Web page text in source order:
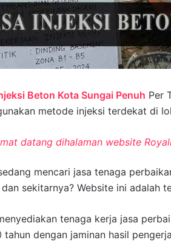
Beton Kota Sungai Penuh Per
metode injeksi terdekat di
datang dihalaman website
mencari jasa tenaga
dan sekitarnya? Website ini adalah
tenaga kerja jasa
tahun dengan jaminan hasil